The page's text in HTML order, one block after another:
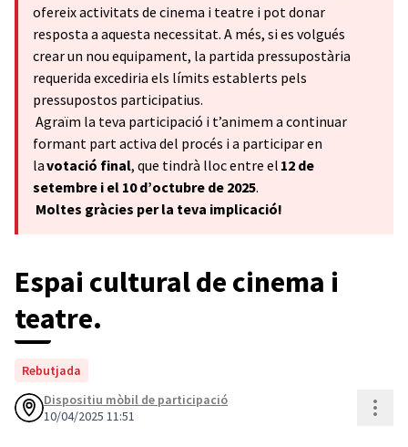
ofereix activitats de cinema i teatre i pot donar
resposta a aquesta necessitat. A més, si es volgués
crear un nou equipament, la partida pressupostària
requerida excediria els límits establerts pels
pressupostos participatius.
Agraïm la teva participació i t’animem a continuar
formant part activa del procés i a participar en
lavotació final, que tindrà lloc entre el 12 de
setembre i el 10 d’octubre de 2025.
Moltes gràcies per la teva implicació!
Espai cultural de cinema i
teatre.
Rebutjada
Dispositiu mòbil de participació
10/04/2025 11:51